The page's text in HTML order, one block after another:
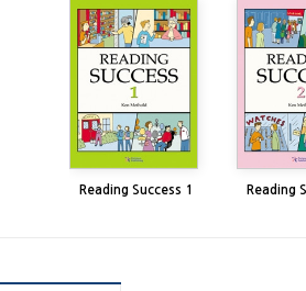
Reading Success 1 Reading